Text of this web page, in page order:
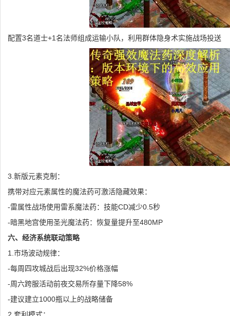
配置3名道士+1名法师组成运输小队，利用群体隐身术实施战场投送
3.新版元素克制：
携带对应元素属性的魔法药可激活隐藏效果：
-雷属性战场使用雷系魔法药：技能CD减少0.5秒
-暗黑地宫使用圣光魔法药：恢复量提升至480MP
六、经济系统联动策略
1.市场波动规律：
-每周四攻城战后出现32%价格涨幅
-周六跨服活动前夜交易所存量下降58%
-建议建立1000瓶以上的战略储备